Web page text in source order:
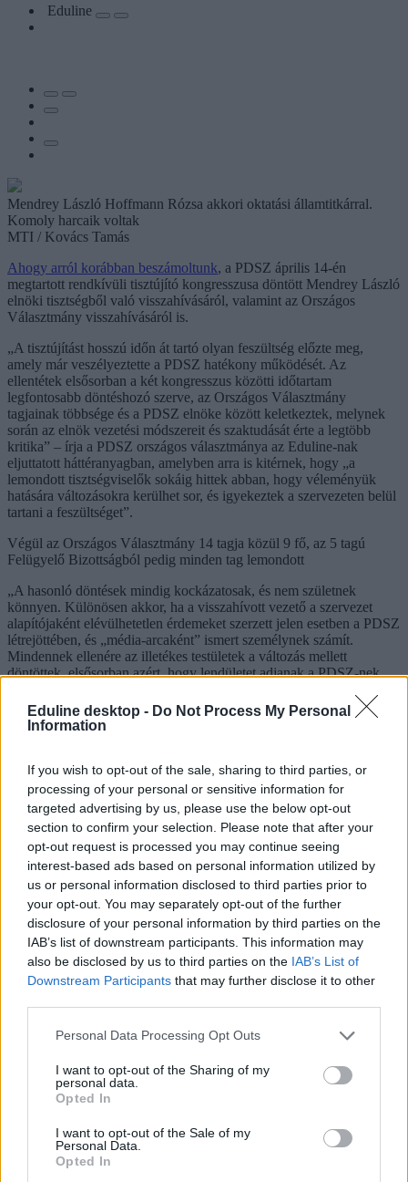
Eduline desktop - Do Not Process My Personal
Information
If you wish to opt-out of the sale, sharing to third parties, or
processing of your personal or sensitive information for
targeted advertising by us, please use the below opt-out
section to confirm your selection. Please note that after your
opt-out request is processed you may continue seeing
interest-based ads based on personal information utilized by
us or personal information disclosed to third parties prior to
your opt-out. You may separately opt-out of the further
disclosure of your personal information by third parties on the
IAB’s list of downstream participants. This information may
also be disclosed by us to third parties on the IAB’s List of
Downstream Participants that may further disclose it to other
Personal Data Processing Opt Outs
I want to opt-out of the Sharing of my
personal data.
Opted In
I want to opt-out of the Sale of my
Personal Data.
Opted In
Eduline
Mendrey László Hoffmann Rózsa akkori oktatási államtitkárral.
Komoly harcaik voltak
MTI / Kovács Tamás
Ahogy arról korábban beszámoltunk, a PDSZ április 14-én
megtartott rendkívüli tisztújító kongresszusa döntött Mendrey László
elnöki tisztségből való visszahívásáról, valamint az Országos
Választmány visszahívásáról is.
„A tisztújítást hosszú időn át tartó olyan feszültség előzte meg,
amely már veszélyeztette a PDSZ hatékony működését. Az
ellentétek elsősorban a két kongresszus közötti időtartam
legfontosabb döntéshozó szerve, az Országos Választmány
tagjainak többsége és a PDSZ elnöke között keletkeztek, melynek
során az elnök vezetési módszereit és szaktudását érte a legtöbb
kritika” – írja a PDSZ országos választmánya az Eduline-nak
eljuttatott háttéranyagban, amelyben arra is kitérnek, hogy „a
lemondott tisztségviselők sokáig hittek abban, hogy véleményük
hatására változásokra kerülhet sor, és igyekeztek a szervezeten belül
tartani a feszültséget”.
Végül az Országos Választmány 14 tagja közül 9 fő, az 5 tagú
Felügyelő Bizottságból pedig minden tag lemondott
„A hasonló döntések mindig kockázatosak, és nem születnek
könnyen. Különösen akkor, ha a visszahívott vezető a szervezet
alapítójaként elévülhetetlen érdemeket szerzett jelen esetben a PDSZ
létrejöttében, és „média-arcaként” ismert személynek számít.
Mindennek ellenére az illetékes testületek a változás mellett
döntöttek, elsősorban azért, hogy lendületet adjanak a PDSZ-nek
indokolttá teszi a fékek és ellensúlyok egyik fontos elemének, a
szakszervezeteknek minél hatékonyabb működését” – írják.
PDSZ távozó elnöke
Úgy gondolom, az elmúlt években sok mindent tettem
az oktatásügy érdekében, be kell vallanom, kicsit
elfáradtam. De sok feladat van még, ezek megoldása a
PDSZ új vezetésére vár - mondta Mendrey László, a
Pedagógusok Demokratikus Szakszervezetének
(PDSZ) volt elnöke a Népszavának.
PDSZ
Pedagógusok Demokratikus Szakszervezete
Mendrey László
pedagógus szakszervezet
tanári szakszervezet
belföld
Hozzászólások